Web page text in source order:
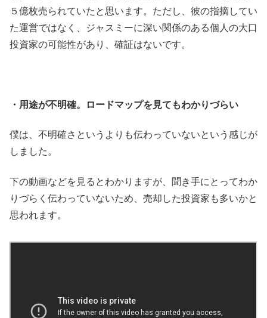
５億枚売られていたと思います。ただし、彼の指摘してい
た運営ではなく、ジャスミーに深い関係のある個人の大口
投資家の可能性があり、確証はないです。
・用途が不明確。ロードマップを見てもわかりづらい
僕は、不明確さというよりも伝わっていないという感じが
しました。
下の動画などを見るとわかりますが、聞き手にとってわか
りづらく伝わっていないため、売却した投資家も多いかと
思われます。